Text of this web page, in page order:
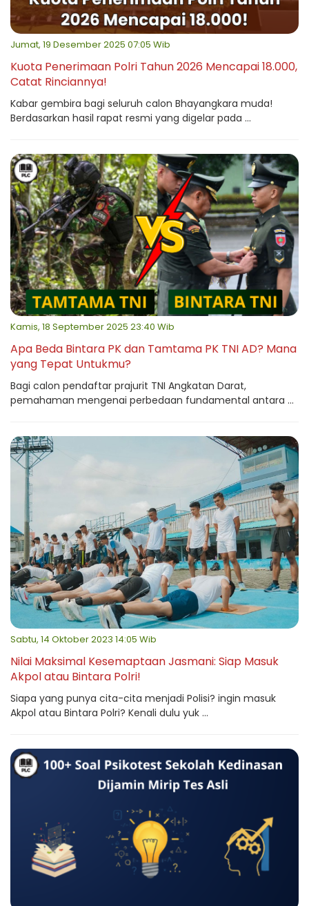
Jumat, 19 Desember 2025 07:05 Wib
Kuota Penerimaan Polri Tahun 2026 Mencapai 18.000,
Catat Rinciannya!
Kabar gembira bagi seluruh calon Bhayangkara muda!
Berdasarkan hasil rapat resmi yang digelar pada ...
Kamis, 18 September 2025 23:40 Wib
Apa Beda Bintara PK dan Tamtama PK TNI AD? Mana
yang Tepat Untukmu?
Bagi calon pendaftar prajurit TNI Angkatan Darat,
pemahaman mengenai perbedaan fundamental antara ...
Sabtu, 14 Oktober 2023 14:05 Wib
Nilai Maksimal Kesemaptaan Jasmani: Siap Masuk
Akpol atau Bintara Polri!
Siapa yang punya cita-cita menjadi Polisi? ingin masuk
Akpol atau Bintara Polri? Kenali dulu yuk ...